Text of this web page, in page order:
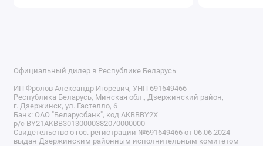
Официальный дилер в Республике Беларусь
ИП Фролов Александр Игоревич, УНП 691649466
Республика Беларусь, Минская обл., Дзержинский район,
г. Дзержинск, ул. Гастелло, 6
Банк: ОАО "Беларусбанк", код AKBBBY2X
р/с BY21AKBB30130000382070000000
Свидетельство о гос. регистрации №691649466 от 06.06.2024
выдан Дзержинским районным исполнительным комитетом